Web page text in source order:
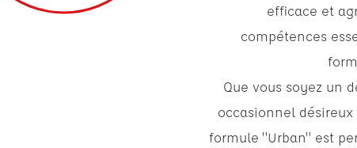
efficace et
compétences
Que vous soyez un
occasionnel
formule "Urban" est